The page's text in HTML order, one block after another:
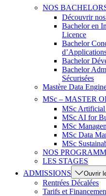
NOS
Découvrir
Bachelor en
Licence
Bachelor
Bachelor
Bachelor
Sécurisées
Mastère Data
MSc – MASTER
MSc Artificial
MSc AI for
MSc
MSc Data
MSc
NOS
LES STAGES
ADMISSIONS
Ouvrir
Rentrées Décalées
Tarifs et